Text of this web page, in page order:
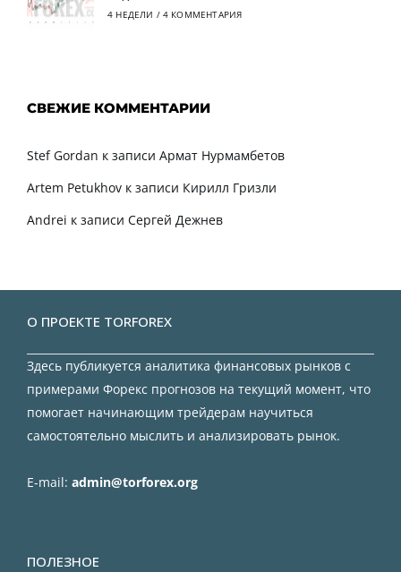
4 НЕДЕЛИ / 4 КОММЕНТАРИЯ
СВЕЖИЕ КОММЕНТАРИИ
Stef Gordan к записи Армат Нурмамбетов
Artem Petukhov к записи Кирилл Гризли
Andrei к записи Сергей Дежнев
О ПРОЕКТЕ TORFOREX
Здесь публикуется аналитика финансовых рынков с
примерами Форекс прогнозов на текущий момент, что
помогает начинающим трейдерам научиться
самостоятельно мыслить и анализировать рынок.
E-mail: admin@torforex.org
ПОЛЕЗНОЕ